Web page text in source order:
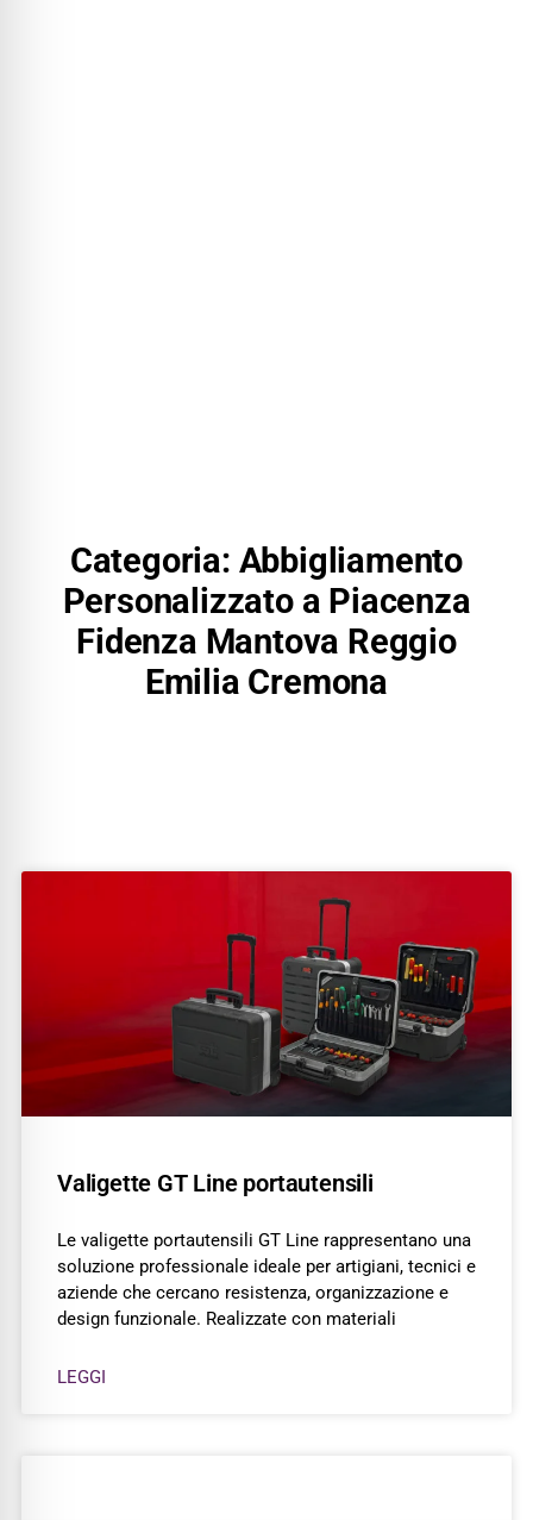
Categoria: Abbigliamento
Personalizzato a Piacenza
Fidenza Mantova Reggio
Emilia Cremona
Valigette GT Line portautensili
Le valigette portautensili GT Line rappresentano una
soluzione professionale ideale per artigiani, tecnici e
aziende che cercano resistenza, organizzazione e
design funzionale. Realizzate con materiali
LEGGI